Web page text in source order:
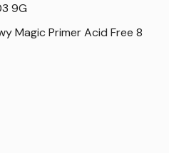
9G
Magic Primer Acid Free 8